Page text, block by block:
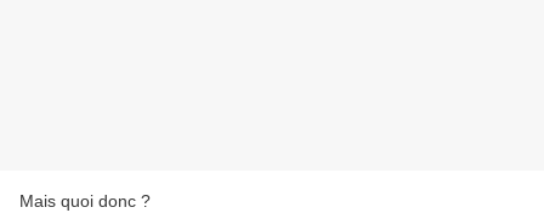
Mais quoi donc ?